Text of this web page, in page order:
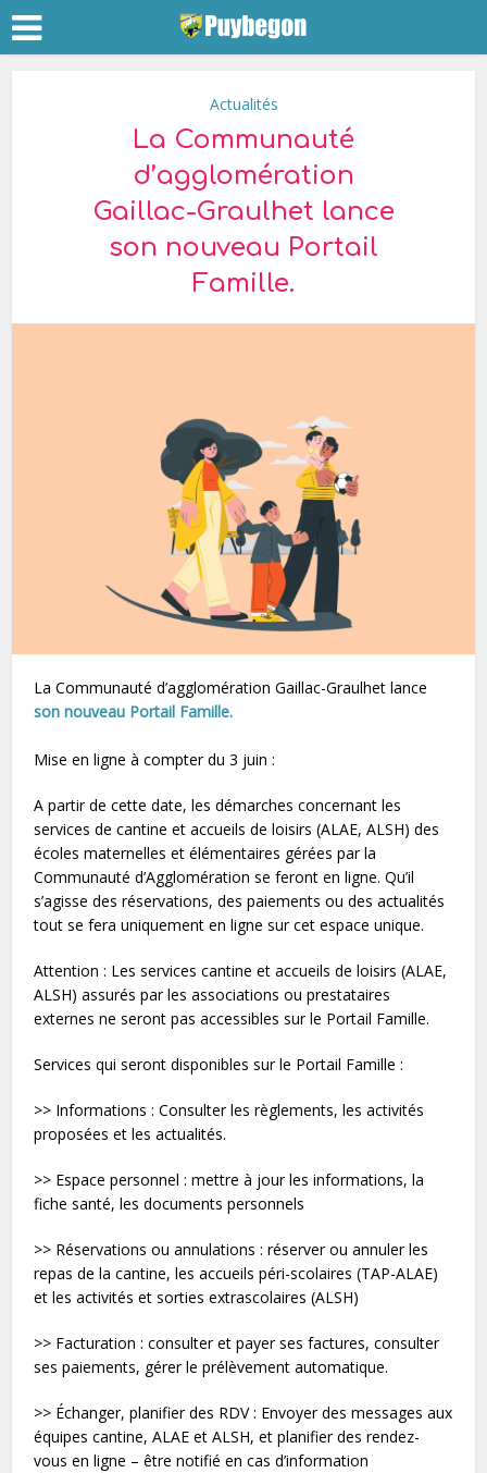
Actualités
La Communauté
d’agglomération
Gaillac-Graulhet lance
son nouveau Portail
Famille.
La Communauté d’agglomération Gaillac-Graulhet lance
son nouveau Portail Famille.
Mise en ligne à compter du 3 juin :
A partir de cette date, les démarches concernant les
services de cantine et accueils de loisirs (ALAE, ALSH) des
écoles maternelles et élémentaires gérées par la
Communauté d’Agglomération se feront en ligne. Qu’il
s’agisse des réservations, des paiements ou des actualités
tout se fera uniquement en ligne sur cet espace unique.
Attention : Les services cantine et accueils de loisirs (ALAE,
ALSH) assurés par les associations ou prestataires
externes ne seront pas accessibles sur le Portail Famille.
Services qui seront disponibles sur le Portail Famille :
>> Informations : Consulter les règlements, les activités
proposées et les actualités.
>> Espace personnel : mettre à jour les informations, la
fiche santé, les documents personnels
>> Réservations ou annulations : réserver ou annuler les
repas de la cantine, les accueils péri-scolaires (TAP-ALAE)
et les activités et sorties extrascolaires (ALSH)
>> Facturation : consulter et payer ses factures, consulter
ses paiements, gérer le prélèvement automatique.
>> Échanger, planifier des RDV : Envoyer des messages aux
équipes cantine, ALAE et ALSH, et planifier des rendez-
vous en ligne – être notifié en cas d’information